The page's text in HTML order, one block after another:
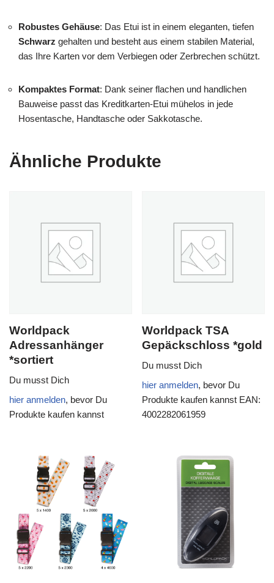
Robustes Gehäuse: Das Etui ist in einem eleganten, tiefen
Schwarz gehalten und besteht aus einem stabilen Material,
das Ihre Karten vor dem Verbiegen oder Zerbrechen schützt.
Kompaktes Format: Dank seiner flachen und handlichen
Bauweise passt das Kreditkarten-Etui mühelos in jede
Hosentasche, Handtasche oder Sakkotasche.
Ähnliche Produkte
Worldpack
Adressanhänger
*sortiert
Du musst Dich
hier anmelden, bevor Du
Produkte kaufen kannst
Worldpack TSA
Gepäckschloss *gold
Du musst Dich
hier anmelden, bevor Du
Produkte kaufen kannst EAN:
4002282061959